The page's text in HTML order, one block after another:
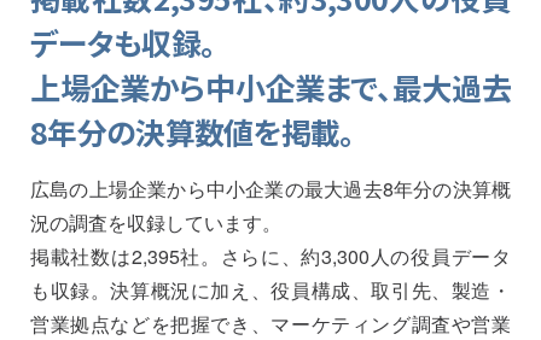
データも収録。
上場企業から中小企業まで、最大過去
8年分の決算数値を掲載。
広島の上場企業から中小企業の最大過去8年分の決算概
況の調査を収録しています。
掲載社数は2,395社。さらに、約3,300人の役員データ
も収録。決算概況に加え、役員構成、取引先、製造・
営業拠点などを把握でき、マーケティング調査や営業